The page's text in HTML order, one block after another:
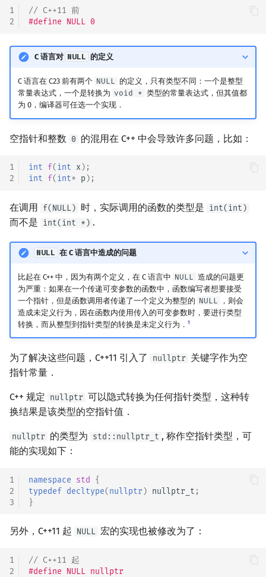
1
2
// C++11 前
#define NULL 0
C 语言对 NULL 的定义
C 语言在 C23 前有两个 NULL 的定义，只有类型不同：一个是整型
常量表达式，一个是转换为 void * 类型的常量表达式，但其值都
为 0，编译器可任选一个实现．
空指针和整数 0 的混用在 C++ 中会导致许多问题，比如：
1
2
int f(int x);
int f(int* p);
在调用 f(NULL) 时，实际调用的函数的类型是 int(int)
而不是 int(int *) .
NULL 在 C 语言中造成的问题
比起在 C++ 中，因为有两个定义，在 C 语言中 NULL
造成的问题更
为严重：如果在一个传递可变参数的函数中，函数编写者想要接受
一个指针，但是函数调用者传递了一个定义为整型的 NULL
，则会
造成未定义行为，因在函数内使用传入的可变参数时，要进行类型
转换，而从整型到指针类型的转换是未定义行为． 1
为了解决这些问题，C++11 引入了 nullptr 关键字作为空
指针常量．
C++ 规定 nullptr 可以隐式转换为任何指针类型，这种转
换结果是该类型的空指针值．
nullptr 的类型为 std::nullptr_t , 称作空指针类型，可
能的实现如下：
1
2
3
namespace std
{
typedef decltype(nullptr) nullptr_t ;
}
另外，C++11 起 NULL 宏的实现也被修改为了：
1
2
// C++11 起
#define NULL nullptr